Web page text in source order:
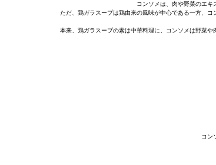
コンソメは、肉や野菜のエキ
ただ、鶏ガラスープは鶏由来の風味が中心である一方、
本来、鶏ガラスープの素は中華料理に、コンソメは野菜
コン